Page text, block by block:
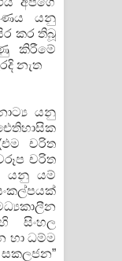
යනු
කර තිබූ
කිරීමේ
නැත
යනු
චරිත
චරිත
යනු යම්
සිංහල
හා ධම්ම